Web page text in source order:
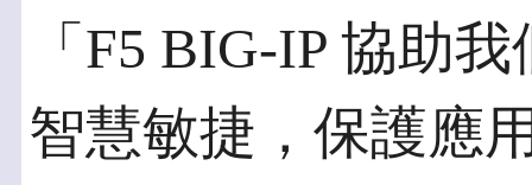
「F5 BIG-IP 協助
智慧敏捷，保護應